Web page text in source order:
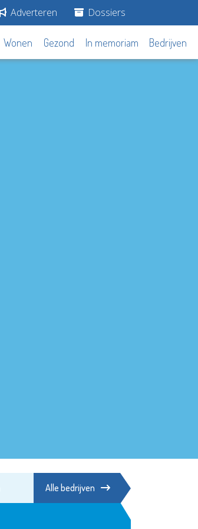
Adverteren Dossiers
Wonen Gezond In memoriam Bedrijven
Alle bedrijven